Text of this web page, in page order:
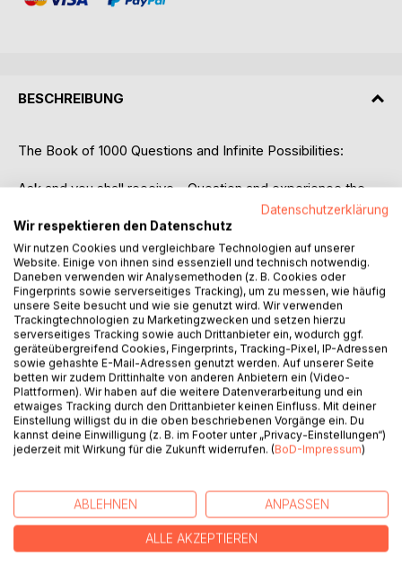
BESCHREIBUNG
The Book of 1000 Questions and Infinite Possibilities:
Ask and you shall receive - Question and experience the
There is not a single answer in this book. It contains only
questions.
Questions empower - answers disempower!
Here is the concentrated energy of the questions that
empower you and lead you to a divine, free, orgastic and
wonderful life.
It is all a question of asking.
One single question can change your life. A life full of
questions can change all our lives.
This book is your upgrade, the trampoline that catapults
your life, love and work into a new dimension and makes
(Inspiration x Creativity)²
Experience the best of yourself - grow beyond and rise
above yourself!
Datenschutzerklärung
Wir respektieren den Datenschutz
Wir nutzen Cookies und vergleichbare Technologien auf unserer
Website. Einige von ihnen sind essenziell und technisch notwendig.
Daneben verwenden wir Analysemethoden (z. B. Cookies oder
Fingerprints sowie serverseitiges Tracking), um zu messen, wie häufig
unsere Seite besucht und wie sie genutzt wird. Wir verwenden
Trackingtechnologien zu Marketingzwecken und setzen hierzu
serverseitiges Tracking sowie auch Drittanbieter ein, wodurch ggf.
geräteübergreifend Cookies, Fingerprints, Tracking-Pixel, IP-Adressen
sowie gehashte E-Mail-Adressen genutzt werden. Auf unserer Seite
betten wir zudem Drittinhalte von anderen Anbietern ein (Video-
Plattformen). Wir haben auf die weitere Datenverarbeitung und ein
etwaiges Tracking durch den Drittanbieter keinen Einfluss. Mit deiner
Einstellung willigst du in die oben beschriebenen Vorgänge ein. Du
kannst deine Einwilligung (z. B. im Footer unter „Privacy-Einstellungen“)
jederzeit mit Wirkung für die Zukunft widerrufen. (BoD-Impressum)
ABLEHNEN ANPASSEN
ALLE AKZEPTIEREN